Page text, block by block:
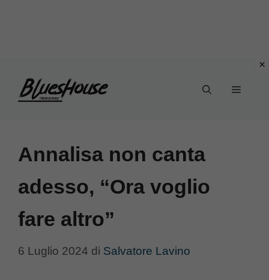
Menu
Annalisa non canta
adesso, “Ora voglio
fare altro”
6 Luglio 2024 di Salvatore Lavino